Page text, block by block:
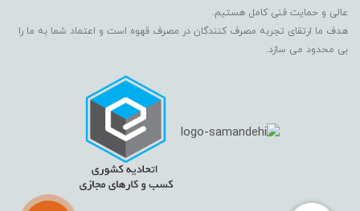
عالی و حمایت فنی کامل هستیم.
هدف ما ارتقای تجربه مصرف کنندگان در مصرف قهوه است و اعتماد شما به ما را
بی محدود می سازد.